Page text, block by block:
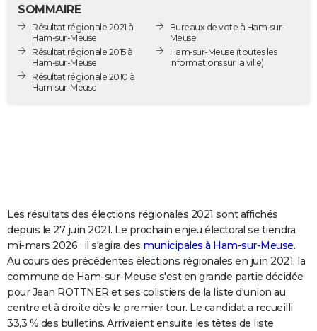
Destinations
City break
Voyage nature
Voyage de noces
Forum
Climat
GUIDES D'ACHAT
BONS PLANS
S'inscrire
Se connecter
Lycées
Collèges
Primaires
Universités
Entreprises
Service militaire
Avis de recherche
AVIS DE DÉCÈS
FORUM
SOMMAIRE
Résultat régionale 2021 à
Ham-sur-Meuse
Résultat régionale 2015 à
Ham-sur-Meuse
Résultat régionale 2010 à
Ham-sur-Meuse
Bureaux de vote à Ham-sur-
Meuse
Ham-sur-Meuse (toutes les
informations sur la ville)
Les résultats des élections régionales 2021 sont affichés
depuis le 27 juin 2021. Le prochain enjeu électoral se tiendra
mi-mars 2026 : il s'agira des municipales à Ham-sur-Meuse.
Au cours des précédentes élections régionales en juin 2021, la
commune de Ham-sur-Meuse s'est en grande partie décidée
pour Jean ROTTNER et ses colistiers de la liste d'union au
centre et à droite dès le premier tour. Le candidat a recueilli
33,3 % des bulletins. Arrivaient ensuite les têtes de liste